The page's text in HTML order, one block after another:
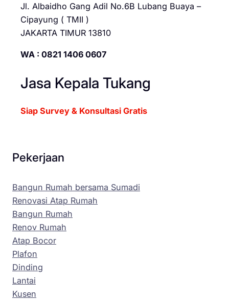
Jl. Albaidho Gang Adil No.6B Lubang Buaya –
Cipayung ( TMII )
JAKARTA TIMUR 13810
WA : 0821 1406 0607
Jasa Kepala Tukang
Siap Survey & Konsultasi Gratis
Pekerjaan
Bangun Rumah bersama Sumadi
Renovasi Atap Rumah
Bangun Rumah
Renov Rumah
Atap Bocor
Plafon
Dinding
Lantai
Kusen